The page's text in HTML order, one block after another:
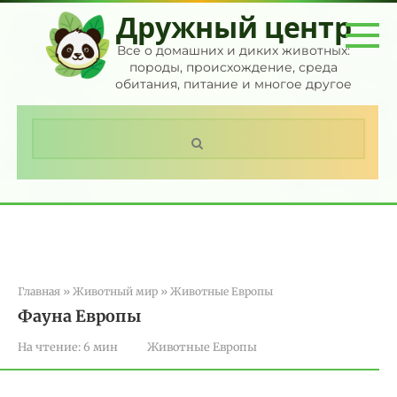
Перейти
контенту
Дружный центр
Все о домашних и диких животных:
породы, происхождение, среда
обитания, питание и многое другое
Главная » Животный мир » Животные Европы
Фауна Европы
На чтение:6 мин Животные Европы